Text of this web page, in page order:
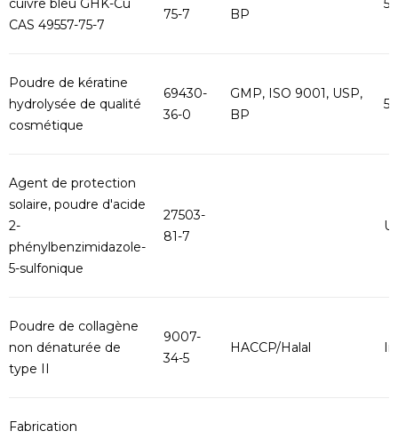
cuivre bleu GHK-Cu
CAS 49557-75-7
75-7
BP
Poudre de kératine
hydrolysée de qualité
cosmétique
69430-
36-0
GMP, ISO 9001, USP,
BP
Agent de protection
solaire, poudre d'acide
2-
phénylbenzimidazole-
5-sulfonique
27503-
81-7
Poudre de collagène
non dénaturée de
type II
9007-
34-5
HACCP/Halal
Fabrication